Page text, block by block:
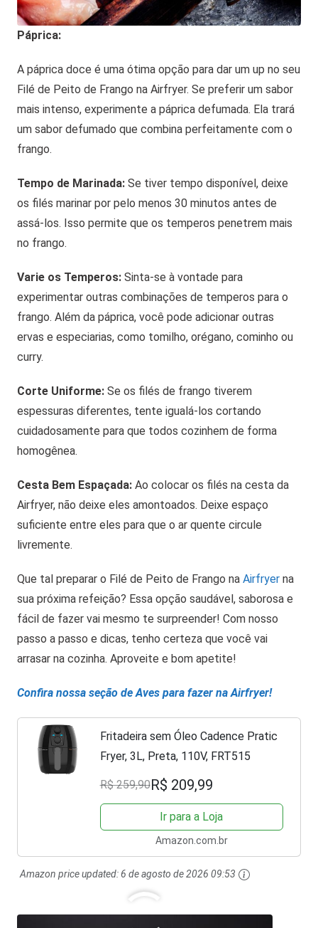
Páprica:
A páprica doce é uma ótima opção para dar um up no seu
Filé de Peito de Frango na Airfryer. Se preferir um sabor
mais intenso, experimente a páprica defumada. Ela trará
um sabor defumado que combina perfeitamente com o
frango.
Tempo de Marinada: Se tiver tempo disponível, deixe
os filés marinar por pelo menos 30 minutos antes de
assá-los. Isso permite que os temperos penetrem mais
no frango.
Varie os Temperos: Sinta-se à vontade para
experimentar outras combinações de temperos para o
frango. Além da páprica, você pode adicionar outras
ervas e especiarias, como tomilho, orégano, cominho ou
curry.
Corte Uniforme: Se os filés de frango tiverem
espessuras diferentes, tente igualá-los cortando
cuidadosamente para que todos cozinhem de forma
homogênea.
Cesta Bem Espaçada: Ao colocar os filés na cesta da
Airfryer, não deixe eles amontoados. Deixe espaço
suficiente entre eles para que o ar quente circule
livremente.
Que tal preparar o Filé de Peito de Frango na Airfryer na
sua próxima refeição? Essa opção saudável, saborosa e
fácil de fazer vai mesmo te surpreender! Com nosso
passo a passo e dicas, tenho certeza que você vai
arrasar na cozinha. Aproveite e bom apetite!
Confira nossa seção de Aves para fazer na Airfryer!
Fritadeira sem Óleo Cadence Pratic
Fryer, 3L, Preta, 110V, FRT515
R$ 259,90R$ 209,99
Ir para a Loja
Amazon.com.br
Amazon price updated:6 de agosto de 2026 09:53